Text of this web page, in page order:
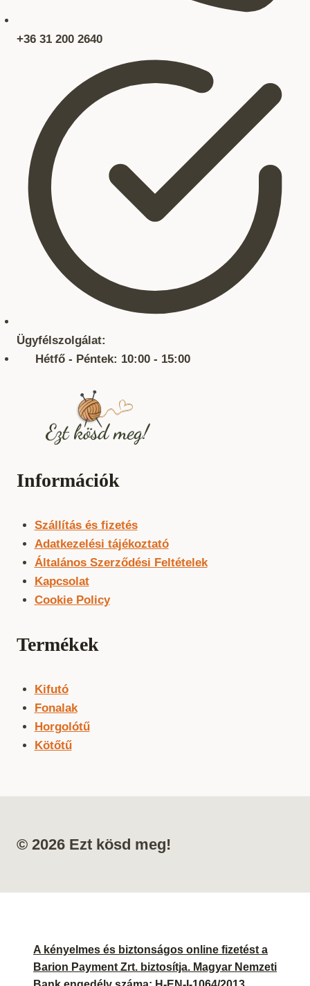
+36 31 200 2640
Ügyfélszolgálat:
Hétfő - Péntek: 10:00 - 15:00
Információk
Szállítás és fizetés
Adatkezelési tájékoztató
Általános Szerződési Feltételek
Kapcsolat
Cookie Policy
Termékek
Kifutó
Fonalak
Horgolótű
Kötőtű
© 2026 Ezt kösd meg!
A kényelmes és biztonságos online fizetést a
Barion Payment Zrt. biztosítja. Magyar Nemzeti